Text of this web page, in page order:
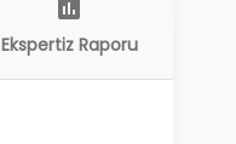
Ekspertiz Raporu